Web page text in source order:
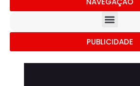
PUBLICIDADE